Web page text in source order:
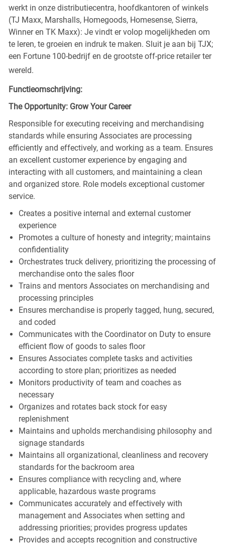
werkt in onze distributiecentra, hoofdkantoren of winkels
(TJ Maxx, Marshalls, Homegoods, Homesense, Sierra,
Winner en TK Maxx): Je vindt er volop mogelijkheden om
te leren, te groeien en indruk te maken. Sluit je aan bij TJX;
een Fortune 100-bedrijf en de grootste off-price retailer ter
wereld.
Functieomschrijving:
The Opportunity: Grow Your Career
Responsible for executing receiving and merchandising
standards while ensuring Associates are processing
efficiently and effectively, and working as a team. Ensures
an excellent customer experience by engaging and
interacting with all customers, and maintaining a clean
and organized store. Role models exceptional customer
service.
Creates a positive internal and external customer
experience
Promotes a culture of honesty and integrity; maintains
confidentiality
Orchestrates truck delivery, prioritizing the processing of
merchandise onto the sales floor
Trains and mentors Associates on merchandising and
processing principles
Ensures merchandise is properly tagged, hung, secured,
and coded
Communicates with the Coordinator on Duty to ensure
efficient flow of goods to sales floor
Ensures Associates complete tasks and activities
according to store plan; prioritizes as needed
Monitors productivity of team and coaches as
necessary
Organizes and rotates back stock for easy
replenishment
Maintains and upholds merchandising philosophy and
signage standards
Maintains all organizational, cleanliness and recovery
standards for the backroom area
Ensures compliance with recycling and, where
applicable, hazardous waste programs
Communicates accurately and effectively with
management and Associates when setting and
addressing priorities; provides progress updates
Provides and accepts recognition and constructive